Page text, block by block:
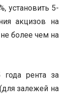
установить 5-
акцизов на
не более чем на
рента за
залежей на